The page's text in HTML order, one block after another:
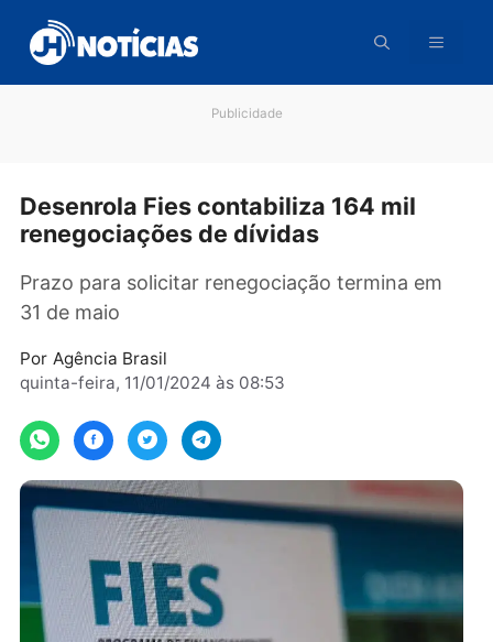
para
conteúdo
Desenrola Fies contabiliza 164 mil
Prazo para solicitar renegociação termina em
31 de maio
Por
Agência Brasil
quinta-feira, 11/01/2024 às 08:53